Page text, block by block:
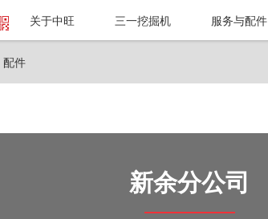
关于中旺 三一挖掘机 服务与配件
配件
新余分公司